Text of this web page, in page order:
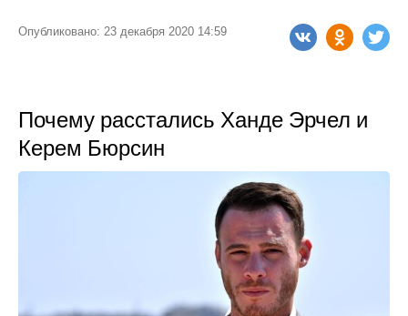
Опубликовано: 23 декабря 2020 14:59
Почему расстались Ханде Эрчел и
Керем Бюрсин